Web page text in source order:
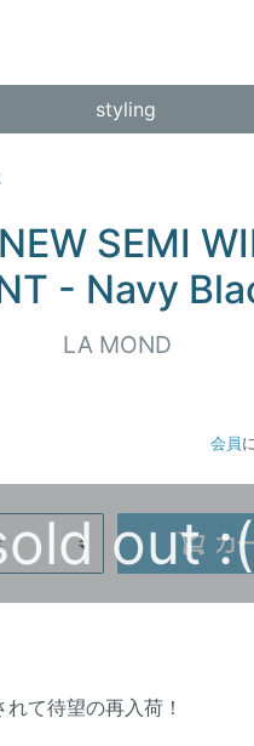
styling
SEMI
- Navy
LA MOND
会員
out :(
て待望の再入荷！